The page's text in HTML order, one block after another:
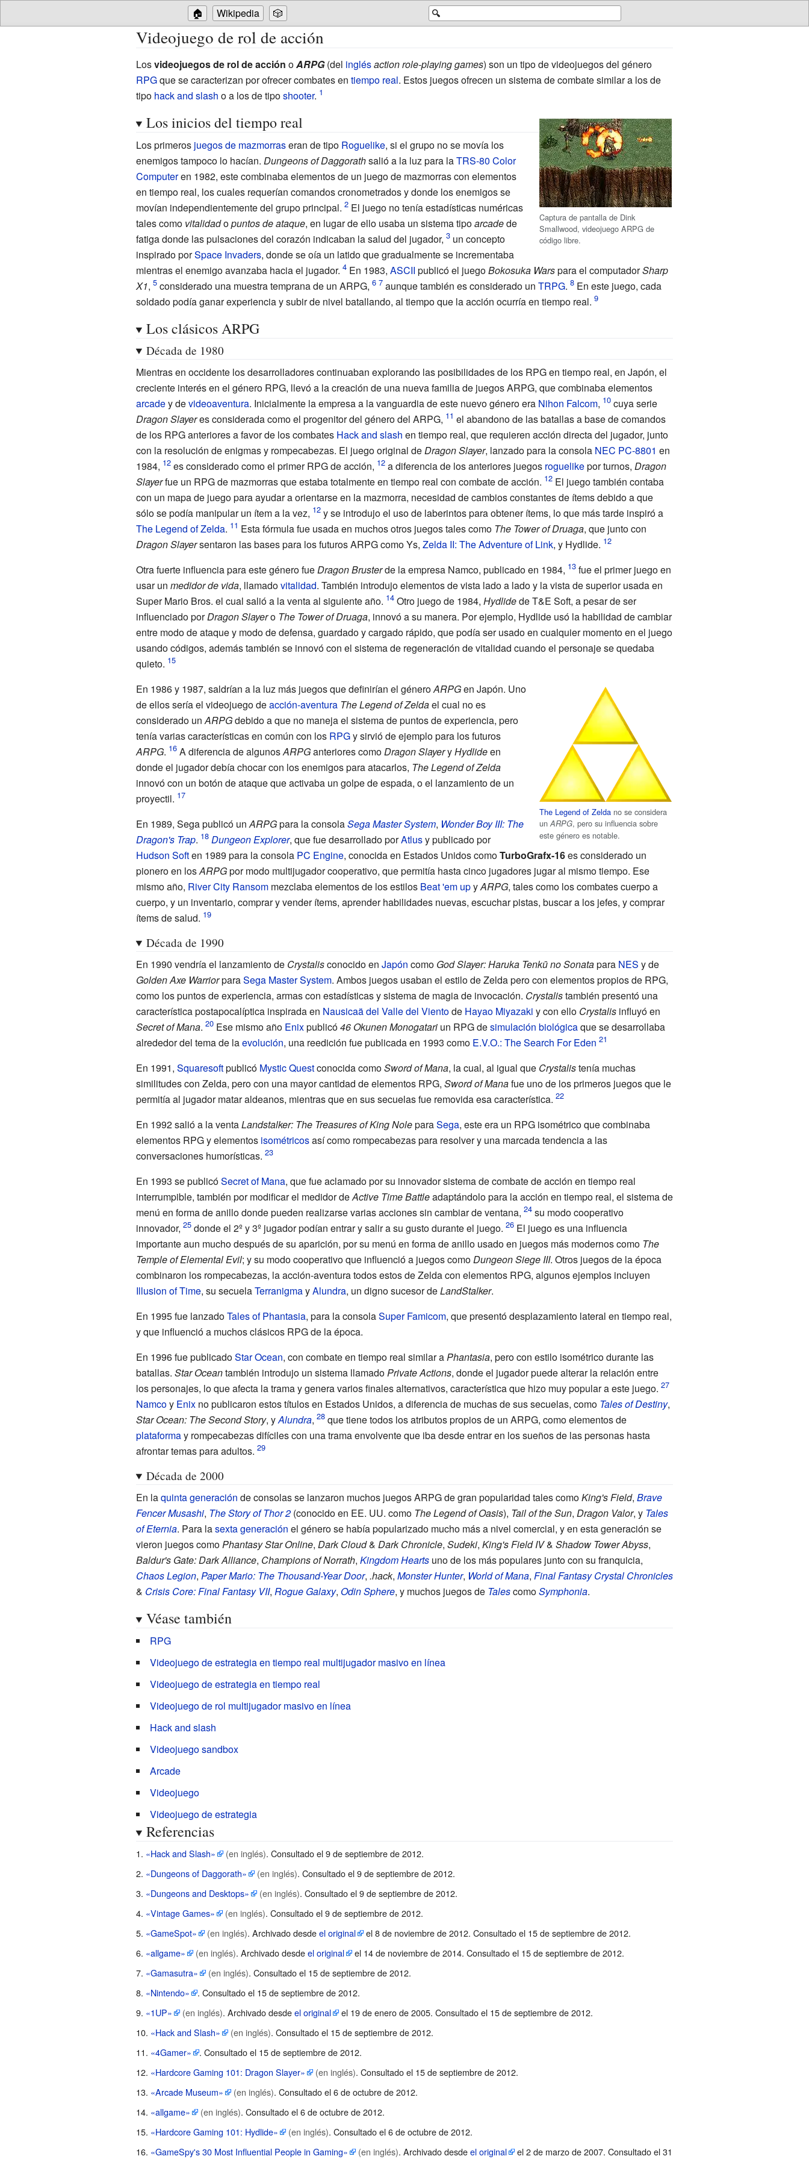
🔍
🏠 Wikipedia 🎲
Videojuego de rol de acción
Losvideojuegos de rol de acción oARPG(del inglésaction role-playing games) son un tipo de videojuegos del género
RPGque se caracterizan por ofrecer combates en tiempo real. Estos juegos ofrecen un sistema de combate similar a los de
tipo hack and slash o a los de tiposhooter.
Captura de pantalla de Dink
Smallwood, videojuego ARPG de
código libre.
Los inicios del tiempo real
Los primeros juegos de mazmorraseran de tipo Roguelike, si el grupo no se movía los
enemigos tampoco lo hacían. Dungeons of Daggorathsalió a la luz para laTRS-80 Color
Computeren 1982, este combinaba elementos de un juego de mazmorras con elementos
en tiempo real, los cuales requerían comandos cronometrados y donde los enemigos se
movían independientemente del grupo principal. El juego no tenía estadísticas numéricas
tales como vitalidadopuntos de ataque, en lugar de ello usaba un sistema tipoarcadede
fatiga donde las pulsaciones del corazón indicaban la salud del jugador, un concepto
inspirado porSpace Invaders, donde se oía un latido que gradualmente se incrementaba
mientras el enemigo avanzaba hacia el jugador. En 1983, ASCII publicó el juegoBokosuka Warspara el computadorSharp
X1, considerado una muestra temprana de un ARPG, aunque también es considerado unTRPG.
En este juego, cada
soldado podía ganar experiencia y subir de nivel batallando, al tiempo que la acción ocurría en tiempo real.
Los clásicos ARPG
Década de 1980
Mientras en occidente los desarrolladores continuaban explorando las posibilidades de los RPG en tiempo real, en Japón, el
creciente interés en el género RPG, llevó a la creación de una nueva familia de juegos ARPG, que combinaba elementos
arcadey devideoaventura. Inicialmente la empresa a la vanguardia de este nuevo género era Nihon Falcom,
cuya serie
Dragon Slayeres considerada como el progenitor del género del ARPG,
el abandono de las batallas a base de comandos
de los RPG anteriores a favor de los combates Hack and slash en tiempo real, que requieren acción directa del jugador, junto
con la resolución de enigmas y rompecabezas. El juego original de Dragon Slayer, lanzado para la consola NEC PC-8801 en
1984,
es considerado como el primer RPG de acción, a diferencia de los anteriores juegos roguelikepor turnos, Dragon
Slayerfue un RPG de mazmorras que estaba totalmente en tiempo real con combate de acción.
El juego también contaba
con un mapa de juego para ayudar a orientarse en la mazmorra, necesidad de cambios constantes de ítems debido a que
sólo se podía manipular un ítem a la vez,
y se introdujo el uso de laberintos para obtener ítems, lo que más tarde inspiró a
The Legend of Zelda. Esta fórmula fue usada en muchos otros juegos tales como The Tower of Druaga, que junto con
Dragon Slayersentaron las bases para los futuros ARPG como Ys, Zelda II: The Adventure of Link, y Hydlide.
Otra fuerte influencia para este género fue Dragon Brusterde la empresa Namco, publicado en 1984,
fue el primer juego en
usar un medidor de vida, llamadovitalidad. También introdujo elementos de vista lado a lado y la vista de superior usada en
Super Mario Bros. el cual salió a la venta al siguiente año.
Otro juego de 1984, Hydlidede T&E Soft, a pesar de ser
influenciado porDragon Slayero The Tower of Druaga, innovó a su manera. Por ejemplo, Hydlide usó la habilidad de cambiar
entre modo de ataque y modo de defensa, guardado y cargado rápido, que podía ser usado en cualquier momento en el juego
usando códigos, además también se innovó con el sistema de regeneración de vitalidad cuando el personaje se quedaba
quieto.
The Legend of Zelda no se considera
unARPG, pero su influencia sobre
este género es notable.
En 1986 y 1987, saldrían a la luz más juegos que definirían el géneroARPGen Japón. Uno
de ellos sería el videojuego deacción-aventura The Legend of Zeldael cual no es
considerado un ARPGdebido a que no maneja el sistema de puntos de experiencia, pero
tenía varias características en común con los RPGy sirvió de ejemplo para los futuros
ARPG. A diferencia de algunosARPGanteriores como Dragon SlayeryHydlideen
donde el jugador debía chocar con los enemigos para atacarlos, The Legend of Zelda
innovó con un botón de ataque que activaba un golpe de espada, o el lanzamiento de un
proyectil.
En 1989, Sega publicó un ARPGpara la consolaSega Master System, Wonder Boy III: The
Dragon's Trap. Dungeon Explorer, que fue desarrollado porAtlusy publicado por
Hudson Soften 1989 para la consola PC Engine, conocida en Estados Unidos comoTurboGrafx-16es considerado un
pionero en losARPGpor modo multijugador cooperativo, que permitía hasta cinco jugadores jugar al mismo tiempo. Ese
mismo año, River City Ransommezclaba elementos de los estilos Beat 'em upyARPG, tales como los combates cuerpo a
cuerpo, y un inventario, comprar y vender ítems, aprender habilidades nuevas, escuchar pistas, buscar a los jefes, y comprar
ítems de salud.
Década de 1990
En 1990 vendría el lanzamiento de Crystalisconocido en Japón como God Slayer: Haruka Tenkū no Sonatapara NES y de
Golden Axe WarriorparaSega Master System. Ambos juegos usaban el estilo de Zelda pero con elementos propios de RPG,
como los puntos de experiencia, armas con estadísticas y sistema de magia de invocación. Crystalistambién presentó una
característica postapocalíptica inspirada en Nausicaä del Valle del Vientode Hayao Miyazaki y con ello Crystalisinfluyó en
Secret of Mana. Ese mismo año Enixpublicó46 Okunen Monogatariun RPG desimulación biológicaque se desarrollaba
alrededor del tema de laevolución, una reedición fue publicada en 1993 como E.V.O.: The Search For Eden
En 1991, Squaresoftpublicó Mystic Questconocida comoSword of Mana, la cual, al igual que Crystalistenía muchas
similitudes con Zelda, pero con una mayor cantidad de elementos RPG, Sword of Manafue uno de los primeros juegos que le
permitía al jugador matar aldeanos, mientras que en sus secuelas fue removida esa característica.
En 1992 salió a la ventaLandstalker: The Treasures of King NoleparaSega, este era un RPG isométrico que combinaba
elementos RPG y elementos isométricosasí como rompecabezas para resolver y una marcada tendencia a las
conversaciones humorísticas.
En 1993 se publicóSecret of Mana, que fue aclamado por su innovador sistema de combate de acción en tiempo real
interrumpible, también por modificar el medidor deActive Time Battleadaptándolo para la acción en tiempo real, el sistema de
menú en forma de anillo donde pueden realizarse varias acciones sin cambiar de ventana,
su modo cooperativo
innovador,
donde el 2º y 3º jugador podían entrar y salir a su gusto durante el juego.
El juego es una influencia
importante aun mucho después de su aparición, por su menú en forma de anillo usado en juegos más modernos como The
Temple of Elemental Evil; y su modo cooperativo que influenció a juegos como Dungeon Siege III. Otros juegos de la época
combinaron los rompecabezas, la acción-aventura todos estos de Zelda con elementos RPG, algunos ejemplos incluyen
Illusion of Time, su secuelaTerranigmayAlundra, un digno sucesor deLandStalker.
En 1995 fue lanzadoTales of Phantasia, para la consolaSuper Famicom, que presentó desplazamiento lateral en tiempo real,
y que influenció a muchos clásicos RPG de la época.
En 1996 fue publicadoStar Ocean, con combate en tiempo real similar a Phantasia, pero con estilo isométrico durante las
batallas. Star Oceantambién introdujo un sistema llamado Private Actions, donde el jugador puede alterar la relación entre
los personajes, lo que afecta la trama y genera varios finales alternativos, característica que hizo muy popular a este juego.
Namcoy Enixno publicaron estos títulos en Estados Unidos, a diferencia de muchas de sus secuelas, como Tales of Destiny,
Star Ocean: The Second Story, yAlundra,
que tiene todos los atributos propios de un ARPG, como elementos de
plataformay rompecabezas difíciles con una trama envolvente que iba desde entrar en los sueños de las personas hasta
afrontar temas para adultos.
Década de 2000
En laquinta generación de consolas se lanzaron muchos juegos ARPG de gran popularidad tales comoKing's Field, Brave
Fencer Musashi, The Story of Thor 2(conocido en EE. UU. como The Legend of Oasis), Tail of the Sun, Dragon Valor, y Tales
of Eternia. Para lasexta generación el género se había popularizado mucho más a nivel comercial, y en esta generación se
vieron juegos como Phantasy Star Online, Dark Cloud& Dark Chronicle, Sudeki, King's Field IV& Shadow Tower Abyss,
Baldur's Gate: Dark Alliance, Champions of Norrath, Kingdom Heartsuno de los más populares junto con su franquicia,
Chaos Legion, Paper Mario: The Thousand-Year Door, .hack, Monster Hunter, World of Mana, Final Fantasy Crystal Chronicles
& Crisis Core: Final Fantasy VII, Rogue Galaxy, Odin Sphere, y muchos juegos de TalescomoSymphonia.
Véase también
RPG
Videojuego de estrategia en tiempo real multijugador masivo en línea
Videojuego de estrategia en tiempo real
Videojuego de rol multijugador masivo en línea
Hack and slash
Videojuego sandbox
Arcade
Videojuego
Videojuego de estrategia
Referencias
«Hack and Slash» (en inglés). Consultado el 9 de septiembre de 2012.
«Dungeons of Daggorath»
(en inglés). Consultado el 9 de septiembre de 2012.
«Dungeons and Desktops»
(en inglés). Consultado el 9 de septiembre de 2012.
«Vintage Games»
(en inglés). Consultado el 9 de septiembre de 2012.
«GameSpot»
(en inglés). Archivado desdeel original el 8 de noviembre de 2012. Consultado el 15 de septiembre de 2012.
«allgame»
(en inglés). Archivado desdeel original el 14 de noviembre de 2014. Consultado el 15 de septiembre de 2012.
«Gamasutra»
(en inglés). Consultado el 15 de septiembre de 2012.
«Nintendo»
. Consultado el 15 de septiembre de 2012.
«1UP»
(en inglés). Archivado desdeel original el 19 de enero de 2005. Consultado el 15 de septiembre de 2012.
«Hack and Slash»
(en inglés). Consultado el 15 de septiembre de 2012.
«4Gamer»
. Consultado el 15 de septiembre de 2012.
«Hardcore Gaming 101: Dragon Slayer»
(en inglés). Consultado el 15 de septiembre de 2012.
«Arcade Museum»
(en inglés). Consultado el 6 de octubre de 2012.
«allgame»
(en inglés). Consultado el 6 de octubre de 2012.
«Hardcore Gaming 101: Hydlide»
(en inglés). Consultado el 6 de octubre de 2012.
«GameSpy's 30 Most Influential People in Gaming»
(en inglés). Archivado desdeel original el 2 de marzo de 2007. Consultado el 31